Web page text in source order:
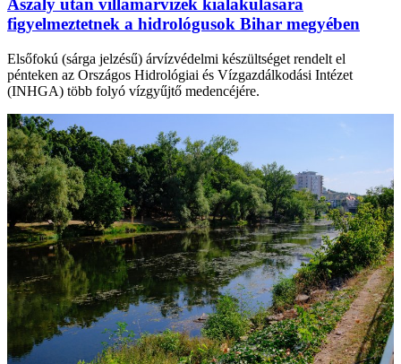
Aszály után villámárvizek kialakulására
figyelmeztetnek a hidrológusok Bihar megyében
Elsőfokú (sárga jelzésű) árvízvédelmi készültséget rendelt el
pénteken az Országos Hidrológiai és Vízgazdálkodási Intézet
(INHGA) több folyó vízgyűjtő medencéjére.